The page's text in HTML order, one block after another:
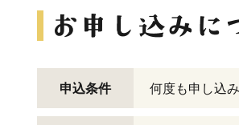
申込条件 何度も申し込